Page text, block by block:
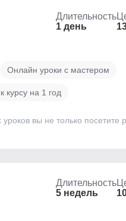
Длительность
1 день
Онлайн уроки с мастером
курсу на 1 год
вы не только
Длительность
5 недель